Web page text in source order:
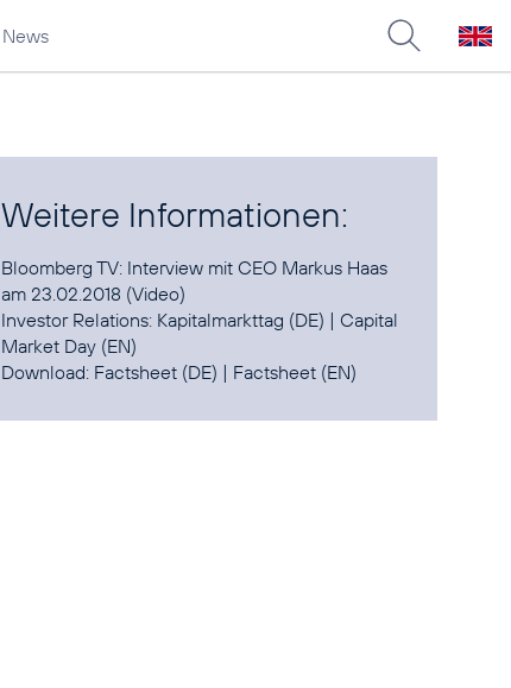
News
Weitere Informationen:
Bloomberg TV: Interview mit CEO Markus Haas
am 23.02.2018 (Video)
Investor Relations: Kapitalmarkttag (DE) |Capital
Market Day (EN)
Download: Factsheet (DE) | Factsheet (EN)